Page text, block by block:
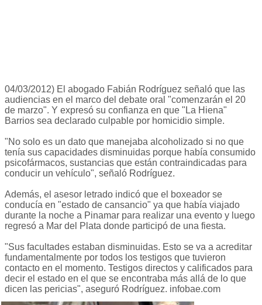
04/03/2012) El abogado Fabián Rodríguez señaló que las
audiencias en el marco del debate oral "comenzarán el 20
de marzo". Y expresó su confianza en que "La Hiena"
Barrios sea declarado culpable por homicidio simple.
"No solo es un dato que manejaba alcoholizado si no que
tenía sus capacidades disminuidas porque había consumido
psicofármacos, sustancias que están contraindicadas para
conducir un vehículo", señaló Rodríguez.
Además, el asesor letrado indicó que el boxeador se
conducía en "estado de cansancio" ya que había viajado
durante la noche a Pinamar para realizar una evento y luego
regresó a Mar del Plata donde participó de una fiesta.
"Sus facultades estaban disminuidas. Esto se va a acreditar
fundamentalmente por todos los testigos que tuvieron
contacto en el momento. Testigos directos y calificados para
decir el estado en el que se encontraba más allá de lo que
dicen las pericias", aseguró Rodríguez. infobae.com